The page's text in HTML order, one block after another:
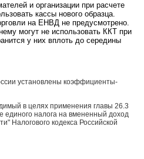
и организации при расчете
кассы нового образца.
на ЕНВД не предусмотрено.
могут не использовать ККТ при
у них вплоть до середины
установлены коэффициенты-
в целях применения главы 26.3
единого налога на вмененный доход
Налогового кодекса Российской